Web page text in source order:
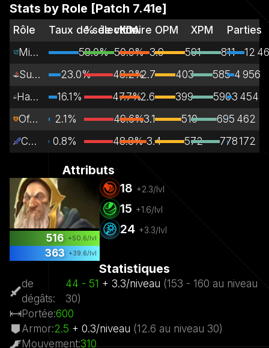
Stats by Role [Patch 7.41e]
Rôle Taux de sélection
% de victoire
KDA OPM XPM
Parties
Mid Lane
58.0% 50.9% 3.9 591 811
12
Support
23.0% 48.2%2.7 403 585 4 956
Hard Support
16.1% 47.7%2.6 399 5903 454
Off Lane
2.1% 49.6%3.1 510 695 462
Carry
0.8% 48.8% 3.4 572 778172
Attributs
516 +50.6/lvl
363 +39.6/lvl
18 +2.3/lvl
15 +1.6/lvl
24 +3.3/lvl
Statistiques
de
dégâts:
44 - 51 + 3.3/niveau (153 - 160 au niveau
30)
Portée:600
Armor:2.5 + 0.3/niveau (12.6 au niveau 30)
Mouvement:310